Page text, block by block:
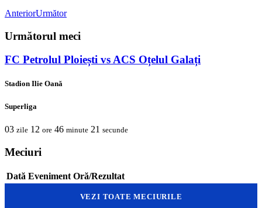
AnteriorUrmător
Următorul meci
FC Petrolul Ploiești vs ACS Oțelul Galați
Stadion Ilie Oană
Superliga
03 zile 12 ore 46 minute 21 secunde
Meciuri
Dată Eveniment Oră/Rezultat
VEZI TOATE MECIURILE